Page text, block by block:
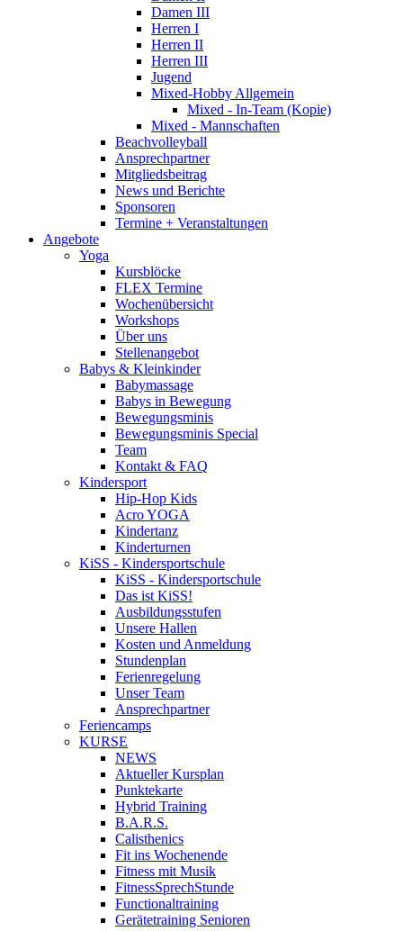
Damen III
Herren I
Herren II
Herren III
Jugend
Mixed-Hobby Allgemein
Mixed - In-Team (Kopie)
Mixed - Mannschaften
Beachvolleyball
Ansprechpartner
Mitgliedsbeitrag
News und Berichte
Sponsoren
Termine + Veranstaltungen
Angebote
Yoga
Kursblöcke
FLEX Termine
Wochenübersicht
Workshops
Über uns
Stellenangebot
Babys & Kleinkinder
Babymassage
Babys in Bewegung
Bewegungsminis
Bewegungsminis Special
Team
Kontakt & FAQ
Kindersport
Hip-Hop Kids
Acro YOGA
Kindertanz
Kinderturnen
KiSS - Kindersportschule
KiSS - Kindersportschule
Das ist KiSS!
Ausbildungsstufen
Unsere Hallen
Kosten und Anmeldung
Stundenplan
Ferienregelung
Unser Team
Ansprechpartner
Feriencamps
KURSE
NEWS
Aktueller Kursplan
Punktekarte
Hybrid Training
B.A.R.S.
Calisthenics
Fit ins Wochenende
Fitness mit Musik
FitnessSprechStunde
Functionaltraining
Gerätetraining Senioren